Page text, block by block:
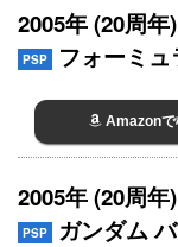
2005年 (20周年)
PSP フォーミ
Amazonで
2005年 (20周年)
PSP ガンダム